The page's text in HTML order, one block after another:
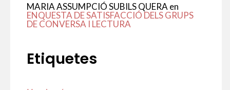
MARIA ASSUMPCIÓ SUBILS QUERA en
ENQUESTA DE SATISFACCIÓ DELS GRUPS
DE CONVERSA I LECTURA
Etiquetes